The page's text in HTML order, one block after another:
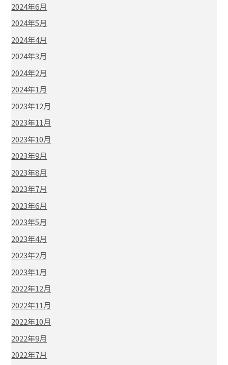
2024年6月
2024年5月
2024年4月
2024年3月
2024年2月
2024年1月
2023年12月
2023年11月
2023年10月
2023年9月
2023年8月
2023年7月
2023年6月
2023年5月
2023年4月
2023年2月
2023年1月
2022年12月
2022年11月
2022年10月
2022年9月
2022年7月